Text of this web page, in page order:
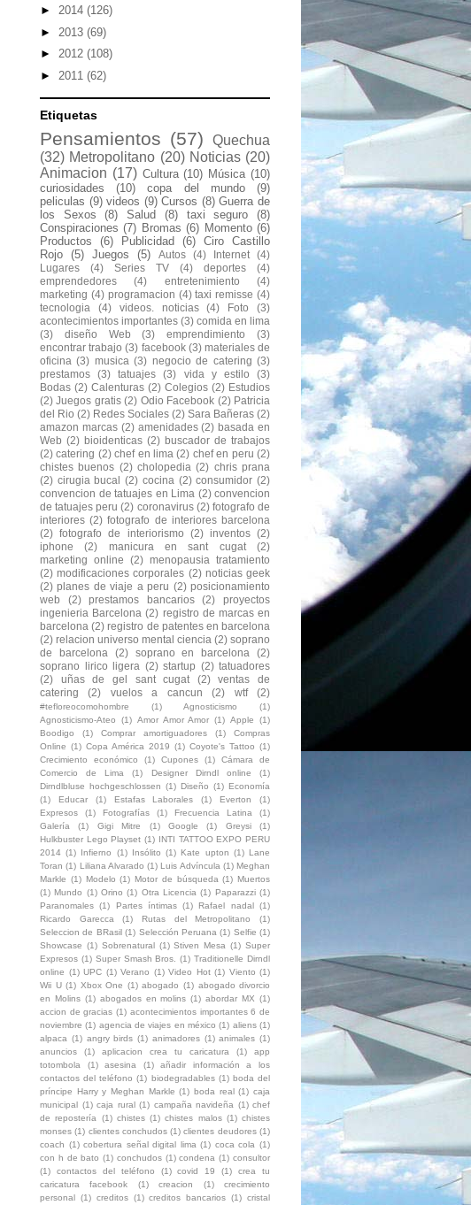
► 2014 (126)
► 2013 (69)
► 2012 (108)
► 2011 (62)
Etiquetas
Pensamientos (57)
Quechua
(32) Metropolitano (20) Noticias (20)
Animacion (17) Cultura (10) Música (10)
curiosidades
(10) copa del mundo
(9)
peliculas (9) videos (9) Cursos (8) Guerra de
los Sexos
(8) Salud (8) taxi seguro
(8)
Conspiraciones (7) Bromas (6) Momento (6)
Productos
(6) Publicidad (6) Ciro Castillo
Rojo (5) Juegos (5) Autos (4) Internet
(4)
Lugares
(4) Series TV (4) deportes
(4)
emprendedores
(4) entretenimiento
(4)
marketing (4) programacion (4) taxi remisse (4)
tecnologia
(4) videos. noticias (4) Foto
(3)
acontecimientos importantes (3) comida en lima
(3)
diseño Web (3) emprendimiento
(3)
encontrar trabajo (3) facebook (3) materiales de
oficina (3) musica (3) negocio de catering (3)
prestamos
(3) tatuajes (3) vida y estilo
(3)
Bodas (2) Calenturas (2) Colegios (2) Estudios
(2) Juegos gratis (2) Odio Facebook (2) Patricia
del Rio (2) Redes Sociales (2) Sara Bañeras (2)
amazon marcas (2) amenidades (2) basada en
Web (2) bioidenticas (2) buscador de trabajos
(2) catering (2) chef en lima (2) chef en peru (2)
chistes buenos (2) cholopedia (2) chris prana
(2) cirugia bucal (2) cocina (2) consumidor (2)
convencion de tatuajes en Lima (2) convencion
de tatuajes peru (2) coronavirus (2) fotografo de
interiores (2) fotografo de interiores barcelona
(2) fotografo de interiorismo (2) inventos (2)
iphone
(2) manicura en sant cugat
(2)
marketing online
(2) menopausia tratamiento
(2) modificaciones corporales (2) noticias geek
(2) planes de viaje a peru (2) posicionamiento
web
(2) prestamos bancarios (2)
proyectos
ingenieria Barcelona (2) registro de marcas en
barcelona (2) registro de patentes en barcelona
(2) relacion universo mental ciencia (2) soprano
de barcelona
(2) soprano en barcelona
(2)
soprano lirico ligera (2) startup (2) tatuadores
(2)
uñas de gel sant cugat (2)
ventas de
catering
(2) vuelos a cancun (2) wtf (2)
#tefloreocomohombre (1) Agnosticismo
(1)
Agnosticismo-Ateo
(1) Amor Amor Amor (1) Apple
(1)
Boodigo
(1) Comprar amortiguadores (1)
Compras
Online (1) Copa América 2019 (1) Coyote's Tattoo (1)
Crecimiento económico
(1) Cupones (1)
Cámara de
Comercio de Lima
(1) Designer Dirndl online
(1)
Dirndlbluse hochgeschlossen (1) Diseño (1) Economía
(1)
Educar (1) Estafas Laborales (1) Everton
(1)
Expresos
(1) Fotografías (1) Frecuencia Latina
(1)
Galería
(1) Gigi Mitre (1) Google (1) Greysi
(1)
Hulkbuster Lego Playset (1) INTI TATTOO EXPO PERU
2014 (1) Infierno (1) Insólito (1) Kate upton (1) Lane
Toran (1) Liliana Alvarado (1) Luis Advíncula (1) Meghan
Markle (1) Modelo (1) Motor de búsqueda (1) Muertos
(1) Mundo (1) Orino (1) Otra Licencia (1) Paparazzi (1)
Paranomales (1) Partes íntimas (1) Rafael nadal (1)
Ricardo Garecca
(1) Rutas del Metropolitano
(1)
Seleccion de BRasil (1) Selección Peruana (1) Selfie (1)
Showcase (1) Sobrenatural (1) Stiven Mesa (1) Super
Expresos (1) Super Smash Bros. (1) Traditionelle Dirndl
online (1) UPC (1) Verano (1) Video Hot (1) Viento (1)
Wii U (1) Xbox One (1) abogado (1) abogado divorcio
en Molins (1) abogados en molins (1) abordar MX (1)
accion de gracias (1) acontecimientos importantes 6 de
noviembre (1) agencia de viajes en méxico (1) aliens (1)
alpaca (1) angry birds (1) animadores (1) animales (1)
anuncios
(1) aplicacion crea tu caricatura (1)
app
totombola
(1) asesina (1)
añadir información a los
contactos del teléfono (1) biodegradables (1) boda del
príncipe Harry y Meghan Markle (1) boda real (1) caja
municipal (1) caja rural (1) campaña navideña (1) chef
de repostería
(1) chistes (1) chistes malos (1) chistes
monses (1) clientes conchudos (1) clientes deudores (1)
coach (1) cobertura señal digital lima (1) coca cola (1)
con h de bato (1) conchudos (1) condena (1) consultor
(1)
contactos del teléfono (1) covid 19 (1)
crea tu
caricatura facebook
(1) creacion (1)
crecimiento
personal (1) creditos (1) creditos bancarios (1) cristal